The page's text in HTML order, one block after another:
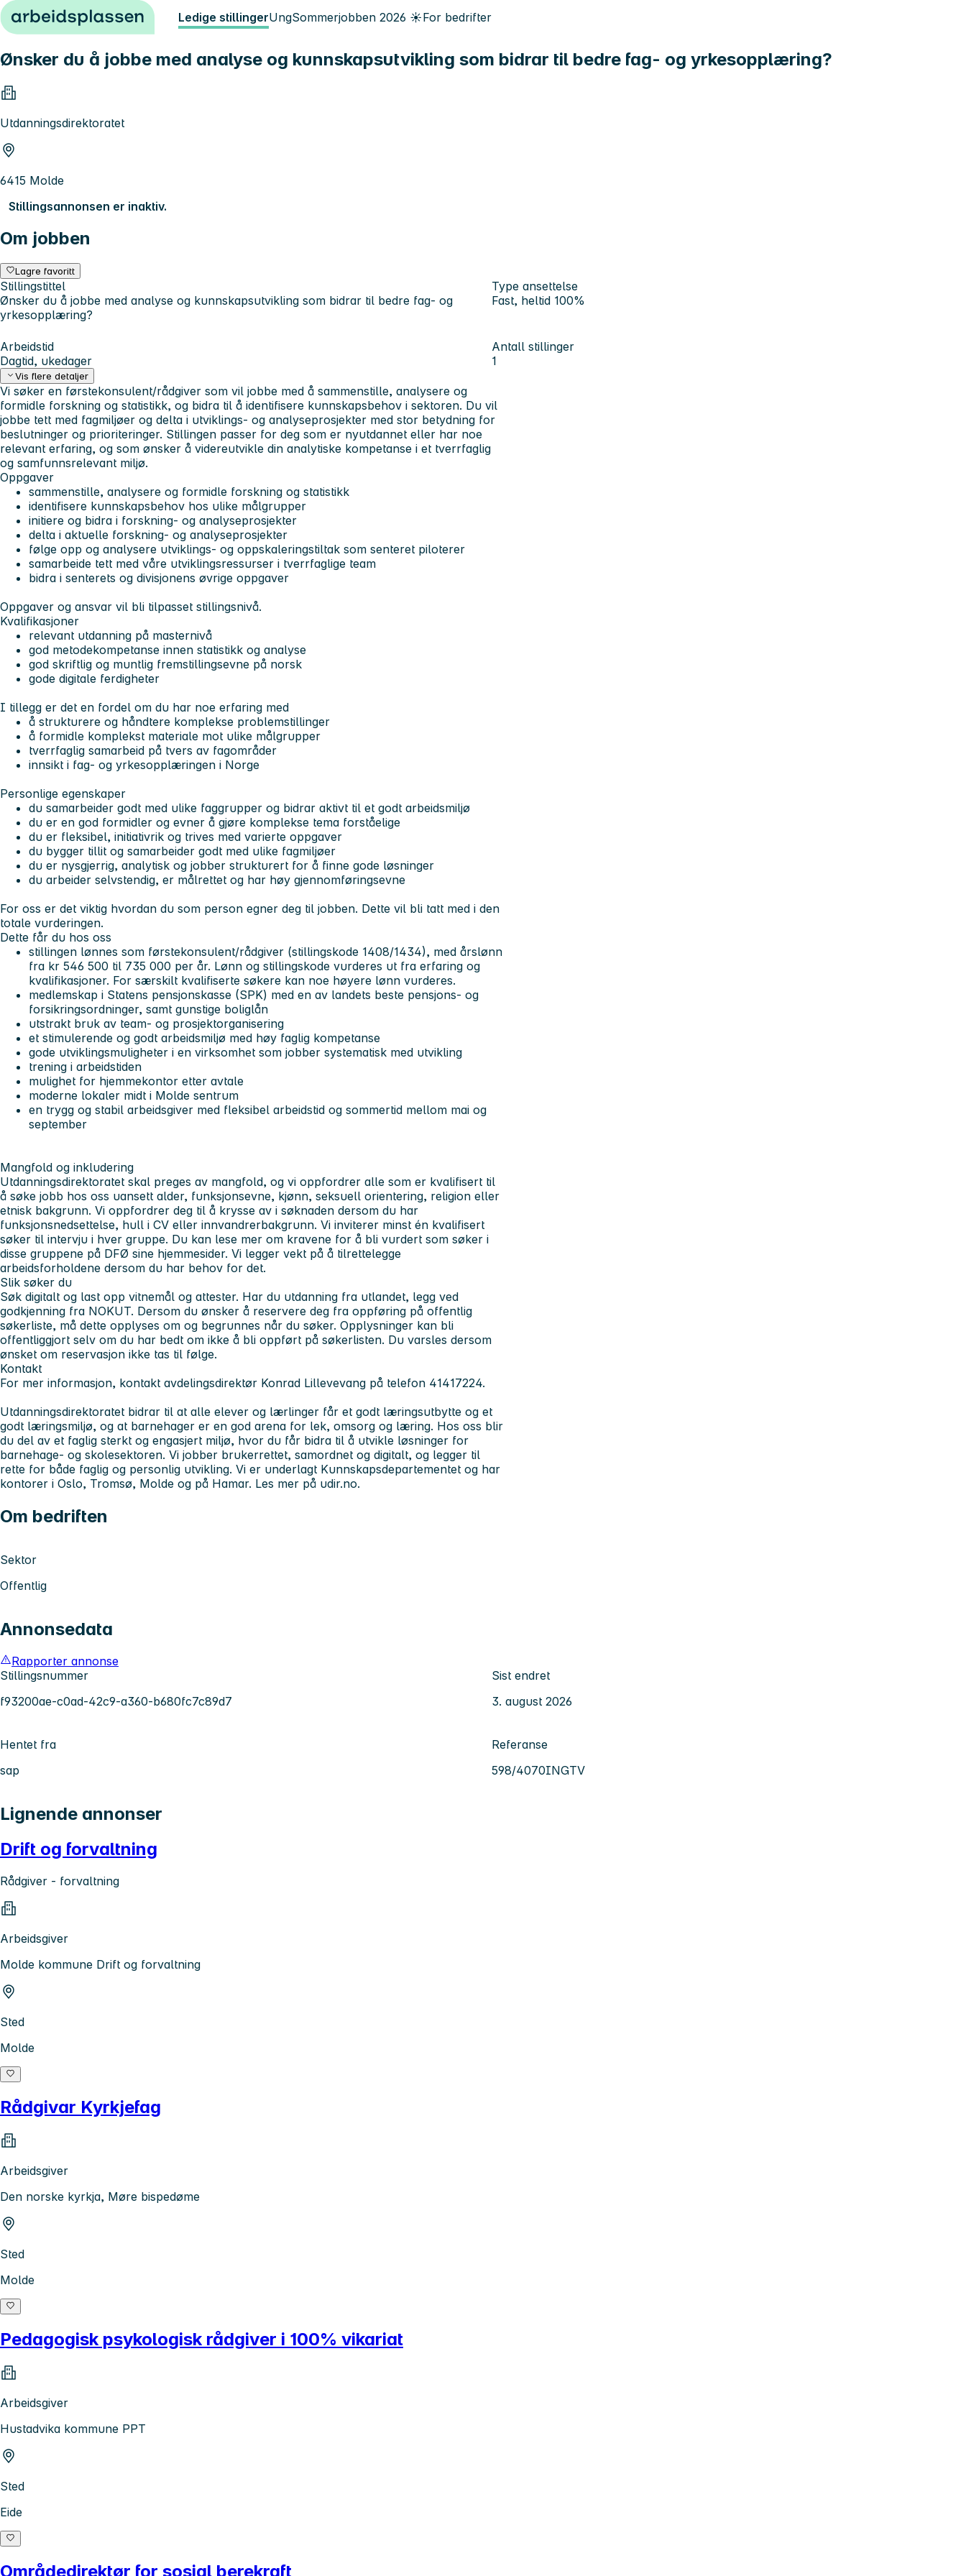
Hopp til innhold Ledige stillingerUngSommerjobben 2026 ☀️For bedrifter
Ønsker du å jobbe med analyse og kunnskapsutvikling som bidrar til bedre fag- og yrkesopplæring?
Utdanningsdirektoratet
6415 Molde
Stillingsannonsen er inaktiv.
Om jobben
Lagre favoritt
Stillingstittel
Ønsker du å jobbe med analyse og kunnskapsutvikling som bidrar til bedre fag- og
yrkesopplæring?
Type ansettelse
Fast, heltid 100%
Arbeidstid
Dagtid, ukedager
Antall stillinger
1
Vis flere detaljer
Vi søker en førstekonsulent/rådgiver som vil jobbe med å sammenstille, analysere og
formidle forskning og statistikk, og bidra til å identifisere kunnskapsbehov i sektoren. Du vil
jobbe tett med fagmiljøer og delta i utviklings- og analyseprosjekter med stor betydning for
beslutninger og prioriteringer. Stillingen passer for deg som er nyutdannet eller har noe
relevant erfaring, og som ønsker å videreutvikle din analytiske kompetanse i et tverrfaglig
og samfunnsrelevant miljø.
Oppgaver
sammenstille, analysere og formidle forskning og statistikk
identifisere kunnskapsbehov hos ulike målgrupper
initiere og bidra i forskning- og analyseprosjekter
delta i aktuelle forskning- og analyseprosjekter
følge opp og analysere utviklings- og oppskaleringstiltak som senteret piloterer
samarbeide tett med våre utviklingsressurser i tverrfaglige team
bidra i senterets og divisjonens øvrige oppgaver
Oppgaver og ansvar vil bli tilpasset stillingsnivå.
Kvalifikasjoner
relevant utdanning på masternivå
god metodekompetanse innen statistikk og analyse
god skriftlig og muntlig fremstillingsevne på norsk
gode digitale ferdigheter
I tillegg er det en fordel om du har noe erfaring med
å strukturere og håndtere komplekse problemstillinger
å formidle komplekst materiale mot ulike målgrupper
tverrfaglig samarbeid på tvers av fagområder
innsikt i fag- og yrkesopplæringen i Norge
Personlige egenskaper
du samarbeider godt med ulike faggrupper og bidrar aktivt til et godt arbeidsmiljø
du er en god formidler og evner å gjøre komplekse tema forståelige
du er fleksibel, initiativrik og trives med varierte oppgaver
du bygger tillit og samarbeider godt med ulike fagmiljøer
du er nysgjerrig, analytisk og jobber strukturert for å finne gode løsninger
du arbeider selvstendig, er målrettet og har høy gjennomføringsevne
For oss er det viktig hvordan du som person egner deg til jobben. Dette vil bli tatt med i den
totale vurderingen.
Dette får du hos oss
stillingen lønnes som førstekonsulent/rådgiver (stillingskode 1408/1434), med årslønn
fra kr 546 500 til 735 000 per år. Lønn og stillingskode vurderes ut fra erfaring og
kvalifikasjoner. For særskilt kvalifiserte søkere kan noe høyere lønn vurderes.
medlemskap i Statens pensjonskasse (SPK) med en av landets beste pensjons- og
forsikringsordninger, samt gunstige boliglån
utstrakt bruk av team- og prosjektorganisering
et stimulerende og godt arbeidsmiljø med høy faglig kompetanse
gode utviklingsmuligheter i en virksomhet som jobber systematisk med utvikling
trening i arbeidstiden
mulighet for hjemmekontor etter avtale
moderne lokaler midt i Molde sentrum
en trygg og stabil arbeidsgiver med fleksibel arbeidstid og sommertid mellom mai og
september
Mangfold og inkludering
Utdanningsdirektoratet skal preges av mangfold, og vi oppfordrer alle som er kvalifisert til
å søke jobb hos oss uansett alder, funksjonsevne, kjønn, seksuell orientering, religion eller
etnisk bakgrunn. Vi oppfordrer deg til å krysse av i søknaden dersom du har
funksjonsnedsettelse, hull i CV eller innvandrerbakgrunn. Vi inviterer minst én kvalifisert
søker til intervju i hver gruppe. Du kan lese mer om kravene for å bli vurdert som søker i
disse gruppene på DFØ sine hjemmesider. Vi legger vekt på å tilrettelegge
arbeidsforholdene dersom du har behov for det.
Slik søker du
Søk digitalt og last opp vitnemål og attester. Har du utdanning fra utlandet, legg ved
godkjenning fra NOKUT. Dersom du ønsker å reservere deg fra oppføring på offentlig
søkerliste, må dette opplyses om og begrunnes når du søker. Opplysninger kan bli
offentliggjort selv om du har bedt om ikke å bli oppført på søkerlisten. Du varsles dersom
ønsket om reservasjon ikke tas til følge.
Kontakt
For mer informasjon, kontakt avdelingsdirektør Konrad Lillevevang på telefon 41417224.
Utdanningsdirektoratet bidrar til at alle elever og lærlinger får et godt læringsutbytte og et
godt læringsmiljø, og at barnehager er en god arena for lek, omsorg og læring. Hos oss blir
du del av et faglig sterkt og engasjert miljø, hvor du får bidra til å utvikle løsninger for
barnehage- og skolesektoren. Vi jobber brukerrettet, samordnet og digitalt, og legger til
rette for både faglig og personlig utvikling. Vi er underlagt Kunnskapsdepartementet og har
kontorer i Oslo, Tromsø, Molde og på Hamar. Les mer på udir.no.
Om bedriften
Sektor
Offentlig
Annonsedata
Rapporter annonse
Stillingsnummer
f93200ae-c0ad-42c9-a360-b680fc7c89d7
Sist endret
3. august 2026
Hentet fra
sap
Referanse
598/4070INGTV
Lignende annonser
Drift og forvaltning
Rådgiver - forvaltning
Arbeidsgiver
Molde kommune Drift og forvaltning
Sted
Molde
Rådgivar Kyrkjefag
Arbeidsgiver
Den norske kyrkja, Møre bispedøme
Sted
Molde
Pedagogisk psykologisk rådgiver i 100% vikariat
Arbeidsgiver
Hustadvika kommune PPT
Sted
Eide
Områdedirektør for sosial berekraft